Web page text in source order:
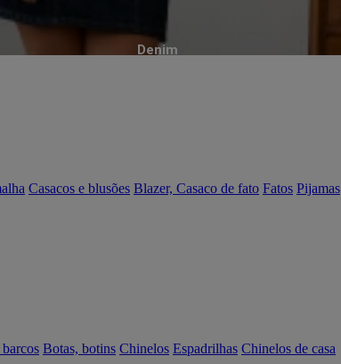
Denim
Casacos e blusões Blazer, Casaco de fato Fatos Pijamas
Botas, botins Chinelos Espadrilhas Chinelos de casa